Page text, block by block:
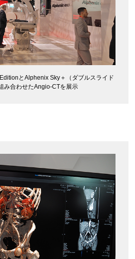
とAlphenix Sky＋（ダブルスライド
み合わせたAngio-CTを展示